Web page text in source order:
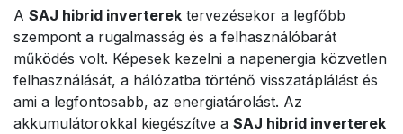
A SAJ hibrid inverterek tervezésekor a legfőbb
szempont a rugalmasság és a felhasználóbarát
működés volt. Képesek kezelni a napenergia közvetlen
felhasználását, a hálózatba történő visszatáplálást és
ami a legfontosabb, az energiatárolást. Az
akkumulátorokkal kiegészítve a SAJ hibrid inverterek